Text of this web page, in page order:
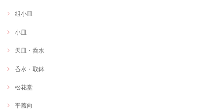
組小皿
小皿
天皿・呑水
呑水・取鉢
松花堂
平蓋向